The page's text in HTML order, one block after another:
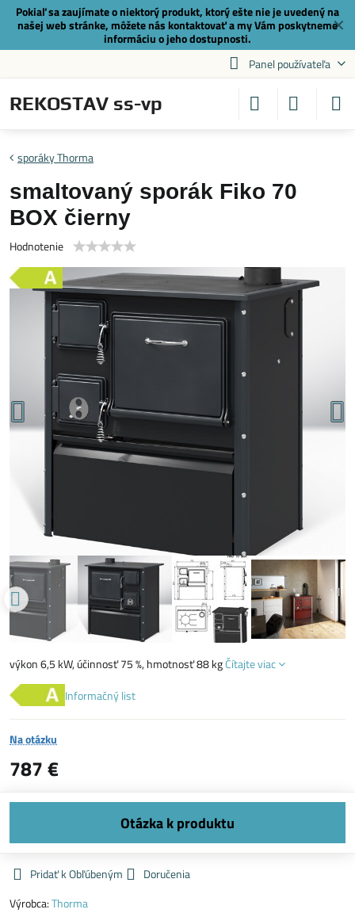
✕
Pokiaľ sa zaujímate o niektorý produkt, ktorý ešte nie je uvedený na
našej web stránke, môžete nás kontaktovaťa my Vám poskytneme
informáciu o jeho dostupnosti.
Panel používateľa
REKOSTAV ss-vp
sporáky Thorma
smaltovaný sporák Fiko 70
BOX čierny
Hodnotenie
výkon 6,5 kW, účinnosť 75 %, hmotnosť 88 kgČítajte viac
Informačný list
Na otázku
787 €
Pridať k Obľúbeným
Doručenia
Výrobca:Thorma